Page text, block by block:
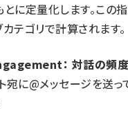
に定量化します。この
テゴリで計算されます。
： 対話の頻度
宛に@メッセージを送っ